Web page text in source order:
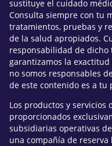
sustituye el cuidado
Consulta siempre con tu
tratamientos, pruebas y
de la salud apropiados.
responsabilidad de dicho
garantizamos la
no somos responsables
de este contenido es a tu
Los productos y servicios
proporcionados
subsidiarias operativas
una compañía de reserva